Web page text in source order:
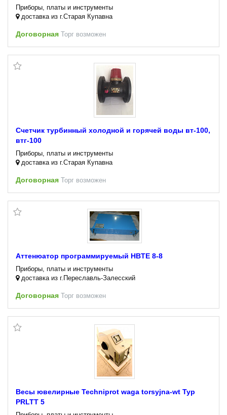
Приборы, платы и инструменты
доставка из г.Старая Купавна
Договорная Торг возможен
Счетчик турбинный холодной и горячей воды вт-100,
втг-100
Приборы, платы и инструменты
доставка из г.Старая Купавна
Договорная Торг возможен
Аттенюатор программируемый HBTE 8-8
Приборы, платы и инструменты
доставка из г.Переславль-Залесский
Договорная Торг возможен
Весы ювелирные Techniprot waga torsyjna-wt Typ
PRLTT 5